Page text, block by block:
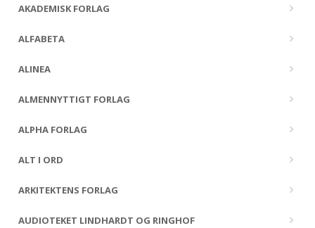
AKADEMISK FORLAG
ALFABETA
ALINEA
ALMENNYTTIGT FORLAG
ALPHA FORLAG
ALT I ORD
ARKITEKTENS FORLAG
AUDIOTEKET LINDHARDT OG RINGHOF